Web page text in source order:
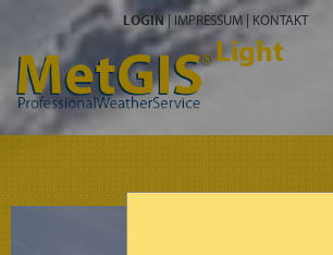
LOGIN| IMPRESSUM | KONTAKT
Light